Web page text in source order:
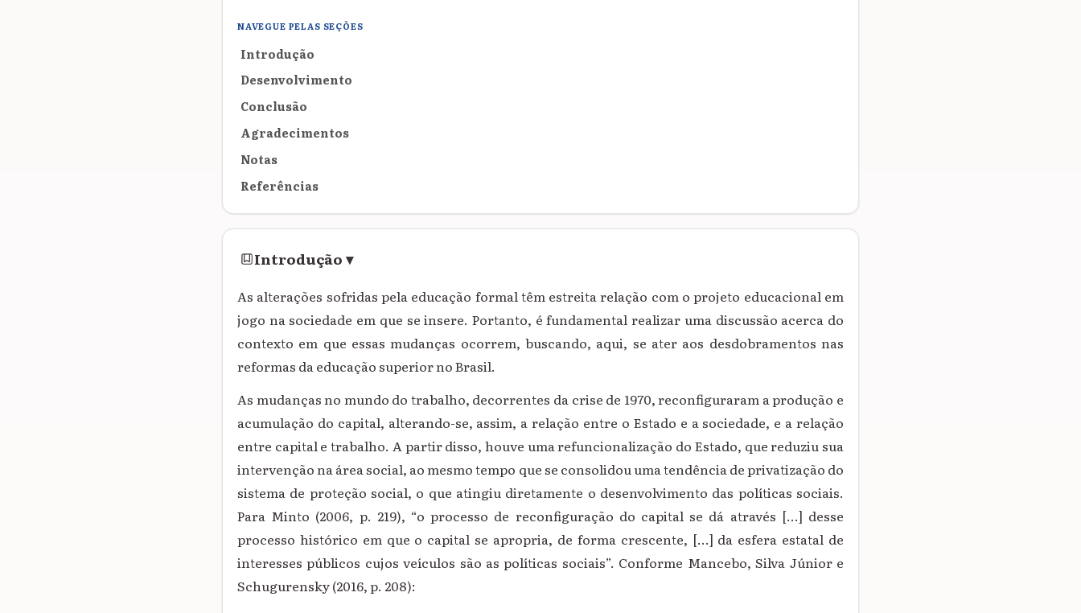
NAVEGUE PELAS SEÇÕES
Introdução
Desenvolvimento
Conclusão
Agradecimentos
Notas
Referências
Introdução▾
As alterações sofridas pela educação formal têm estreita relação com o projeto educacional em
jogo na sociedade em que se insere. Portanto, é fundamental realizar uma discussão acerca do
contexto em que essas mudanças ocorrem, buscando, aqui, se ater aos desdobramentos nas
reformas da educação superior no Brasil.
As mudanças no mundo do trabalho, decorrentes da crise de 1970, reconfiguraram a produção e
acumulação do capital, alterando-se, assim, a relação entre o Estado e a sociedade, e a relação
entre capital e trabalho. A partir disso, houve uma refuncionalização do Estado, que reduziu sua
intervenção na área social, ao mesmo tempo que se consolidou uma tendência de privatização do
sistema de proteção social, o que atingiu diretamente o desenvolvimento das políticas sociais.
Para Minto (2006, p. 219), “o processo de reconfiguração do capital se dá através [...] desse
processo histórico em que o capital se apropria, de forma crescente, [...] da esfera estatal de
interesses públicos cujos veículos são as políticas sociais”. Conforme Mancebo, Silva Júnior e
Schugurensky (2016, p. 208):